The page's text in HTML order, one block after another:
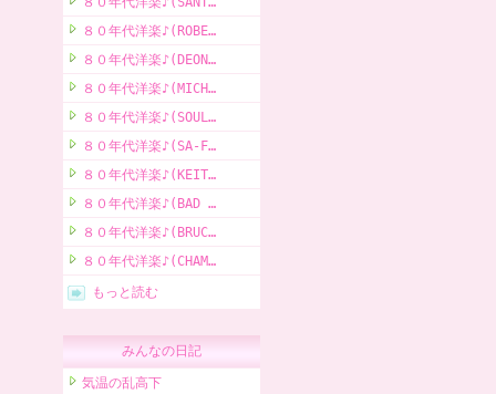
８０年代洋楽♪(ROBE…
８０年代洋楽♪(DEON…
８０年代洋楽♪(MICH…
８０年代洋楽♪(SOUL…
８０年代洋楽♪(SA-F…
８０年代洋楽♪(KEIT…
８０年代洋楽♪(BAD …
８０年代洋楽♪(BRUC…
８０年代洋楽♪(CHAM…
もっと読む
みんなの日記
気温の乱高下